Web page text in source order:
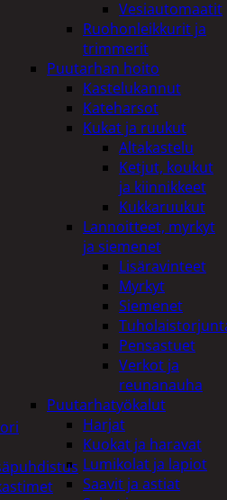
Vesiautomaatit
Ruohonleikkurit ja
trimmerit
Puutarhan hoito
Kastelukannut
Kateharsot
Kukat ja ruukut
Altakastelu
Ketjut, koukut
ja kiinnikkeet
Kukkaruukut
Lannoitteet, myrkyt
ja siemenet
Lisäravinteet
Myrkyt
Siemenet
Pensastuet
Verkot ja
reunanauha
Puutarhatyökalut
Harjat
Kuokat ja haravat
Lumikolat ja lapiot
Saavit ja astiat